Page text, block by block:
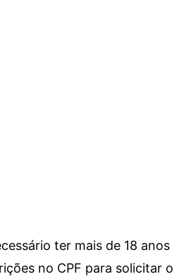
ter mais de 18 anos
no CPF para solicitar o